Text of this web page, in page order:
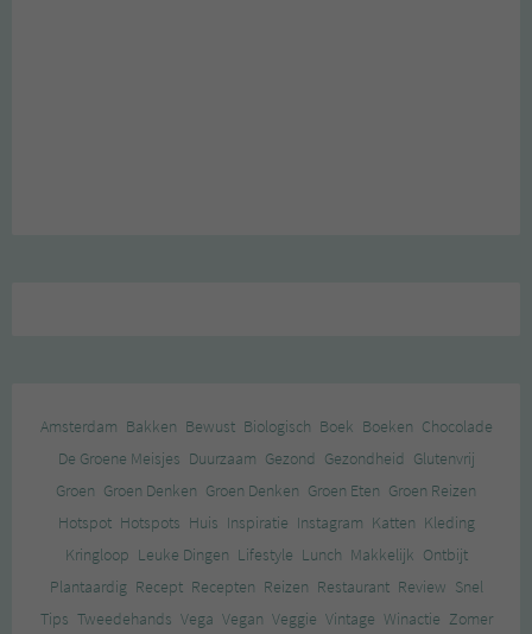
Amsterdam Bakken Bewust Biologisch Boek Boeken Chocolade
De Groene Meisjes Duurzaam Gezond Gezondheid Glutenvrij
Groen Groen Denken Groen Denken Groen Eten Groen Reizen
Hotspot Hotspots Huis Inspiratie Instagram Katten Kleding
Kringloop Leuke Dingen Lifestyle Lunch Makkelijk Ontbijt
Plantaardig Recept Recepten Reizen Restaurant Review Snel
Tips Tweedehands Vega Vegan Veggie Vintage Winactie Zomer